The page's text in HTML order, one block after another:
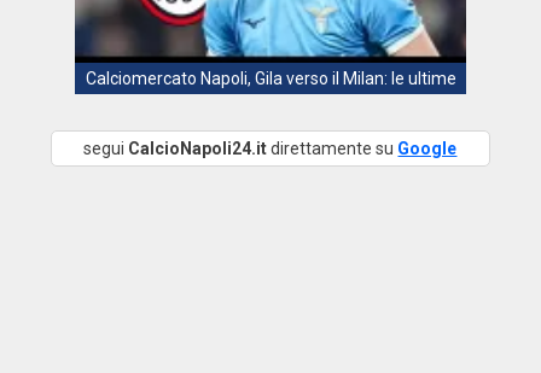
Calciomercato Napoli, Gila verso il Milan: le ultime
segui CalcioNapoli24.itdirettamente su Google